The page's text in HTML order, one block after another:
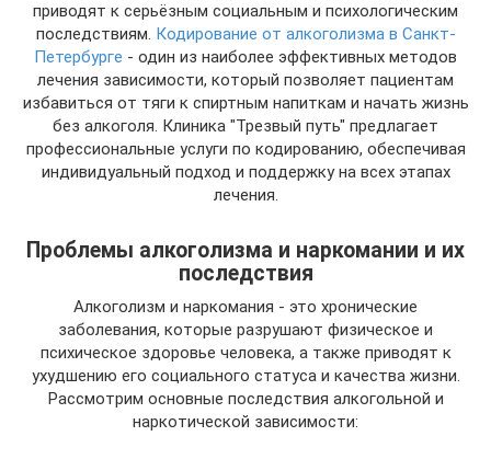
приводят к серьёзным социальным и психологическим
последствиям. Кодирование от алкоголизма в Санкт-
Петербурге - один из наиболее эффективных методов
лечения зависимости, который позволяет пациентам
избавиться от тяги к спиртным напиткам и начать жизнь
без алкоголя. Клиника "Трезвый путь" предлагает
профессиональные услуги по кодированию, обеспечивая
индивидуальный подход и поддержку на всех этапах
лечения.
Проблемы алкоголизма и наркомании и их
последствия
Алкоголизм и наркомания - это хронические
заболевания, которые разрушают физическое и
психическое здоровье человека, а также приводят к
ухудшению его социального статуса и качества жизни.
Рассмотрим основные последствия алкогольной и
наркотической зависимости: